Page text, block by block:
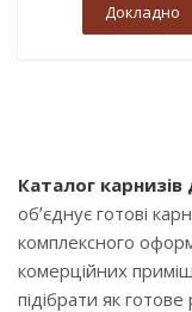
Докладно
Каталог
об’єднує готові
комплексного
комерційних
підібрати як